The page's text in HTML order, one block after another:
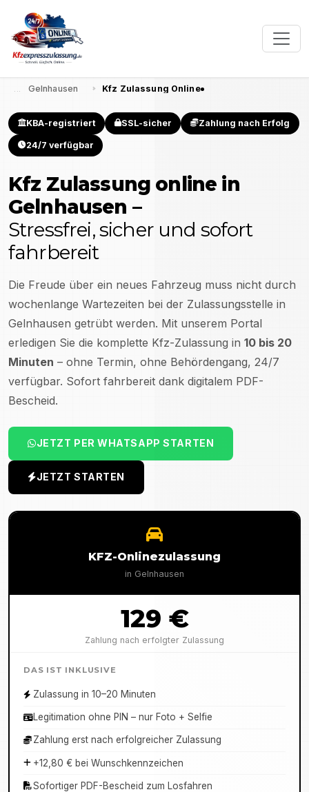
Gelnhausen Kfz Zulassung Online
KBA-registriert SSL-sicher Zahlung nach Erfolg
24/7 verfügbar
Kfz Zulassung online in
Gelnhausen –
Stressfrei, sicher und sofort
fahrbereit
Die Freude über ein neues Fahrzeug muss nicht durch
wochenlange Wartezeiten bei der Zulassungsstelle in
Gelnhausen getrübt werden. Mit unserem Portal
erledigen Sie die komplette Kfz-Zulassung in 10 bis 20
Minuten – ohne Termin, ohne Behördengang, 24/7
verfügbar. Sofort fahrbereit dank digitalem PDF-
Bescheid.
JETZT PER WHATSAPP STARTEN
JETZT STARTEN
KFZ-Onlinezulassung
in Gelnhausen
129 €
Zahlung nach erfolgter Zulassung
DAS IST INKLUSIVE
Zulassung in 10–20 Minuten
Legitimation ohne PIN – nur Foto + Selfie
Zahlung erst nach erfolgreicher Zulassung
+12,80 € bei Wunschkennzeichen
Sofortiger PDF-Bescheid zum Losfahren